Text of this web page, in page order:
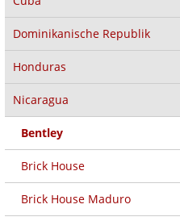
Dominikanische Republik
Honduras
Nicaragua
Bentley
Brick House
Brick House Maduro